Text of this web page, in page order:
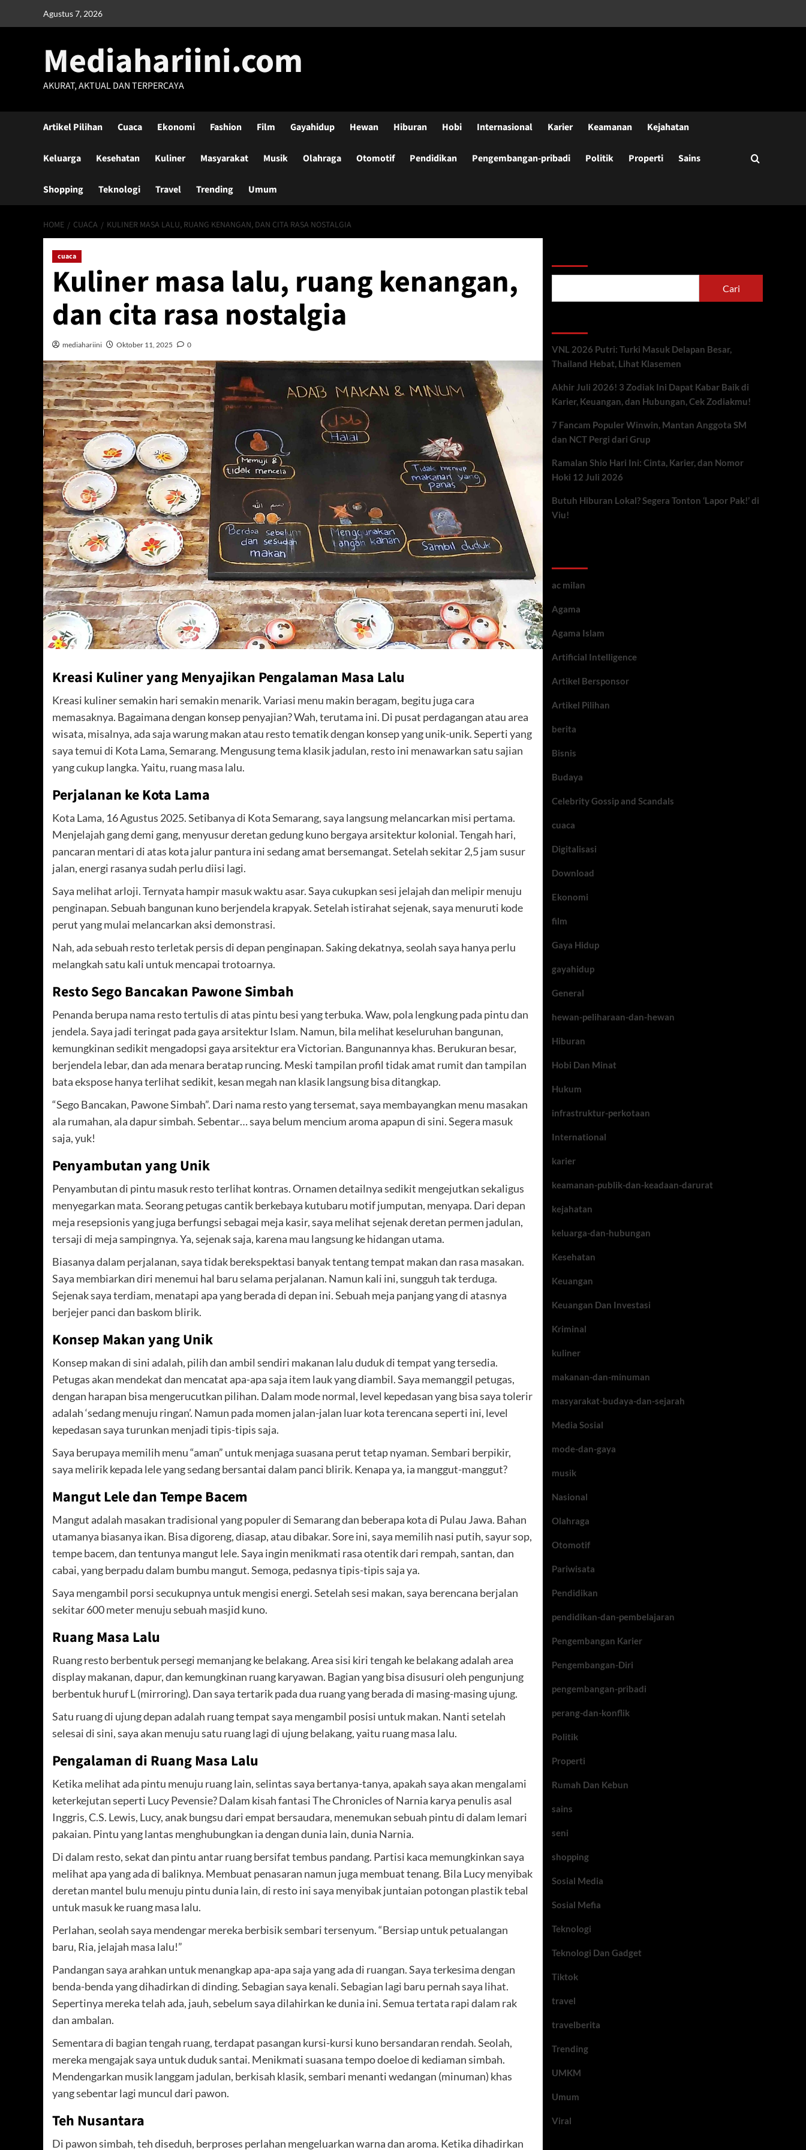
Agustus 7, 2026
Mediahariini.com
AKURAT, AKTUAL DAN TERPERCAYA
Artikel Pilihan Cuaca Ekonomi Fashion Film Gayahidup Hewan Hiburan Hobi Internasional Karier Keamanan Kejahatan
Keluarga Kesehatan Kuliner Masyarakat Musik Olahraga Otomotif Pendidikan Pengembangan-pribadi Politik Properti Sains
Shopping Teknologi Travel Trending Umum
HOME CUACA KULINER MASA LALU, RUANG KENANGAN, DAN CITA RASA NOSTALGIA
cuaca
Kuliner masa lalu, ruang kenangan,
dan cita rasa nostalgia
mediahariini Oktober 11, 2025 0
Kreasi Kuliner yang Menyajikan Pengalaman Masa Lalu
Kreasi kuliner semakin hari semakin menarik. Variasi menu makin beragam, begitu juga cara
memasaknya. Bagaimana dengan konsep penyajian? Wah, terutama ini. Di pusat perdagangan atau area
wisata, misalnya, ada saja warung makan atau resto tematik dengan konsep yang unik-unik. Seperti yang
saya temui di Kota Lama, Semarang. Mengusung tema klasik jadulan, resto ini menawarkan satu sajian
yang cukup langka. Yaitu, ruang masa lalu.
Perjalanan ke Kota Lama
Kota Lama, 16 Agustus 2025. Setibanya di Kota Semarang, saya langsung melancarkan misi pertama.
Menjelajah gang demi gang, menyusur deretan gedung kuno bergaya arsitektur kolonial. Tengah hari,
pancaran mentari di atas kota jalur pantura ini sedang amat bersemangat. Setelah sekitar 2,5 jam susur
jalan, energi rasanya sudah perlu diisi lagi.
Saya melihat arloji. Ternyata hampir masuk waktu asar. Saya cukupkan sesi jelajah dan melipir menuju
penginapan. Sebuah bangunan kuno berjendela krapyak. Setelah istirahat sejenak, saya menuruti kode
perut yang mulai melancarkan aksi demonstrasi.
Nah, ada sebuah resto terletak persis di depan penginapan. Saking dekatnya, seolah saya hanya perlu
melangkah satu kali untuk mencapai trotoarnya.
Resto Sego Bancakan Pawone Simbah
Penanda berupa nama resto tertulis di atas pintu besi yang terbuka. Waw, pola lengkung pada pintu dan
jendela. Saya jadi teringat pada gaya arsitektur Islam. Namun, bila melihat keseluruhan bangunan,
kemungkinan sedikit mengadopsi gaya arsitektur era Victorian. Bangunannya khas. Berukuran besar,
berjendela lebar, dan ada menara beratap runcing. Meski tampilan profil tidak amat rumit dan tampilan
bata ekspose hanya terlihat sedikit, kesan megah nan klasik langsung bisa ditangkap.
“Sego Bancakan, Pawone Simbah”. Dari nama resto yang tersemat, saya membayangkan menu masakan
ala rumahan, ala dapur simbah. Sebentar… saya belum mencium aroma apapun di sini. Segera masuk
saja, yuk!
Penyambutan yang Unik
Penyambutan di pintu masuk resto terlihat kontras. Ornamen detailnya sedikit mengejutkan sekaligus
menyegarkan mata. Seorang petugas cantik berkebaya kutubaru motif jumputan, menyapa. Dari depan
meja resepsionis yang juga berfungsi sebagai meja kasir, saya melihat sejenak deretan permen jadulan,
tersaji di meja sampingnya. Ya, sejenak saja, karena mau langsung ke hidangan utama.
Biasanya dalam perjalanan, saya tidak berekspektasi banyak tentang tempat makan dan rasa masakan.
Saya membiarkan diri menemui hal baru selama perjalanan. Namun kali ini, sungguh tak terduga.
Sejenak saya terdiam, menatapi apa yang berada di depan ini. Sebuah meja panjang yang di atasnya
berjejer panci dan baskom blirik.
Konsep Makan yang Unik
Konsep makan di sini adalah, pilih dan ambil sendiri makanan lalu duduk di tempat yang tersedia.
Petugas akan mendekat dan mencatat apa-apa saja item lauk yang diambil. Saya memanggil petugas,
dengan harapan bisa mengerucutkan pilihan. Dalam mode normal, level kepedasan yang bisa saya tolerir
adalah ‘sedang menuju ringan’. Namun pada momen jalan-jalan luar kota terencana seperti ini, level
kepedasan saya turunkan menjadi tipis-tipis saja.
Saya berupaya memilih menu “aman” untuk menjaga suasana perut tetap nyaman. Sembari berpikir,
saya melirik kepada lele yang sedang bersantai dalam panci blirik. Kenapa ya, ia manggut-manggut?
Mangut Lele dan Tempe Bacem
Mangut adalah masakan tradisional yang populer di Semarang dan beberapa kota di Pulau Jawa. Bahan
utamanya biasanya ikan. Bisa digoreng, diasap, atau dibakar. Sore ini, saya memilih nasi putih, sayur sop,
tempe bacem, dan tentunya mangut lele. Saya ingin menikmati rasa otentik dari rempah, santan, dan
cabai, yang berpadu dalam bumbu mangut. Semoga, pedasnya tipis-tipis saja ya.
Saya mengambil porsi secukupnya untuk mengisi energi. Setelah sesi makan, saya berencana berjalan
sekitar 600 meter menuju sebuah masjid kuno.
Ruang Masa Lalu
Ruang resto berbentuk persegi memanjang ke belakang. Area sisi kiri tengah ke belakang adalah area
display makanan, dapur, dan kemungkinan ruang karyawan. Bagian yang bisa disusuri oleh pengunjung
berbentuk huruf L (mirroring). Dan saya tertarik pada dua ruang yang berada di masing-masing ujung.
Satu ruang di ujung depan adalah ruang tempat saya mengambil posisi untuk makan. Nanti setelah
selesai di sini, saya akan menuju satu ruang lagi di ujung belakang, yaitu ruang masa lalu.
Pengalaman di Ruang Masa Lalu
Ketika melihat ada pintu menuju ruang lain, selintas saya bertanya-tanya, apakah saya akan mengalami
keterkejutan seperti Lucy Pevensie? Dalam kisah fantasi The Chronicles of Narnia karya penulis asal
Inggris, C.S. Lewis, Lucy, anak bungsu dari empat bersaudara, menemukan sebuah pintu di dalam lemari
pakaian. Pintu yang lantas menghubungkan ia dengan dunia lain, dunia Narnia.
Di dalam resto, sekat dan pintu antar ruang bersifat tembus pandang. Partisi kaca memungkinkan saya
melihat apa yang ada di baliknya. Membuat penasaran namun juga membuat tenang. Bila Lucy menyibak
deretan mantel bulu menuju pintu dunia lain, di resto ini saya menyibak juntaian potongan plastik tebal
untuk masuk ke ruang masa lalu.
Perlahan, seolah saya mendengar mereka berbisik sembari tersenyum. “Bersiap untuk petualangan
baru, Ria, jelajah masa lalu!”
Pandangan saya arahkan untuk menangkap apa-apa saja yang ada di ruangan. Saya terkesima dengan
benda-benda yang dihadirkan di dinding. Sebagian saya kenali. Sebagian lagi baru pernah saya lihat.
Sepertinya mereka telah ada, jauh, sebelum saya dilahirkan ke dunia ini. Semua tertata rapi dalam rak
dan ambalan.
Sementara di bagian tengah ruang, terdapat pasangan kursi-kursi kuno bersandaran rendah. Seolah,
mereka mengajak saya untuk duduk santai. Menikmati suasana tempo doeloe di kediaman simbah.
Mendengarkan musik langgam jadulan, berkisah klasik, sembari menanti wedangan (minuman) khas
yang sebentar lagi muncul dari pawon.
Teh Nusantara
Di pawon simbah, teh diseduh, berproses perlahan mengeluarkan warna dan aroma. Ketika dihadirkan
Cari
VNL 2026 Putri: Turki Masuk Delapan Besar,
Thailand Hebat, Lihat Klasemen
Akhir Juli 2026! 3 Zodiak Ini Dapat Kabar Baik di
Karier, Keuangan, dan Hubungan, Cek Zodiakmu!
7 Fancam Populer Winwin, Mantan Anggota SM
dan NCT Pergi dari Grup
Ramalan Shio Hari Ini: Cinta, Karier, dan Nomor
Hoki 12 Juli 2026
Butuh Hiburan Lokal? Segera Tonton ‘Lapor Pak!’ di
Viu!
ac milan
Agama
Agama Islam
Artificial Intelligence
Artikel Bersponsor
Artikel Pilihan
berita
Bisnis
Budaya
Celebrity Gossip and Scandals
cuaca
Digitalisasi
Download
Ekonomi
film
Gaya Hidup
gayahidup
General
hewan-peliharaan-dan-hewan
Hiburan
Hobi Dan Minat
Hukum
infrastruktur-perkotaan
International
karier
keamanan-publik-dan-keadaan-darurat
kejahatan
keluarga-dan-hubungan
Kesehatan
Keuangan
Keuangan Dan Investasi
Kriminal
kuliner
makanan-dan-minuman
masyarakat-budaya-dan-sejarah
Media Sosial
mode-dan-gaya
musik
Nasional
Olahraga
Otomotif
Pariwisata
Pendidikan
pendidikan-dan-pembelajaran
Pengembangan Karier
Pengembangan-Diri
pengembangan-pribadi
perang-dan-konflik
Politik
Properti
Rumah Dan Kebun
sains
seni
shopping
Sosial Media
Sosial Mefia
Teknologi
Teknologi Dan Gadget
Tiktok
travel
travelberita
Trending
UMKM
Umum
Viral